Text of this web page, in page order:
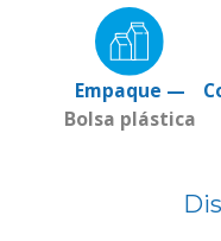
Empaque —
Bolsa plástica